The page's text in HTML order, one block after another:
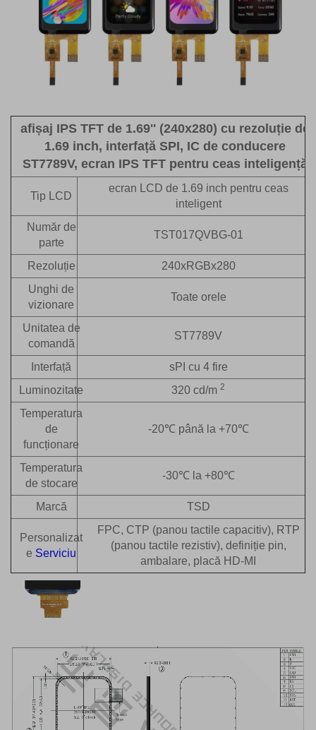
afișaj IPS TFT de 1.69'' (240x280) cu rezoluție de
1.69 inch, interfață SPI, IC de conducere
ST7789V, ecran IPS TFT pentru ceas inteligență
Tip LCD
ecran LCD de 1.69 inch pentru ceas
inteligent
Număr de
parte
TST017QVBG-01
Rezoluție
240xRGBx280
Unghi de
vizionare
Toate orele
Unitatea de
comandă
ST7789V
Interfață
sPI cu 4 fire
Luminozitate
320 cd/m 2
Temperatura
de
funcționare
-20℃ până la +70℃
Temperatura
de stocare
-30℃ la +80℃
Marcă TSD
Personalizat
e Serviciu
FPC, CTP (panou tactile capacitiv), RTP
(panou tactile rezistiv), definiție pin,
ambalare, placă HD-MI